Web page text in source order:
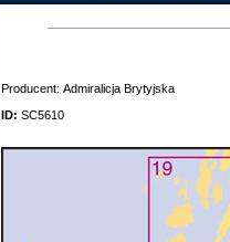
Producent: Admiralicja Brytyjska
ID: SC5610